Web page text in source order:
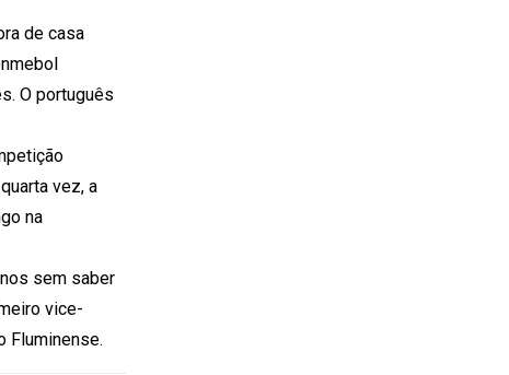
de casa
O português
vez, a
na
sem saber
vice-
Fluminense.